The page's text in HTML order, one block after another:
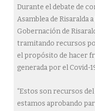
Durante el debate de
Asamblea de Risaralda
Gobernación de
tramitando recursos
el propósito de hacer
generada por el Covid-
“Estos son recursos
estamos aprobando